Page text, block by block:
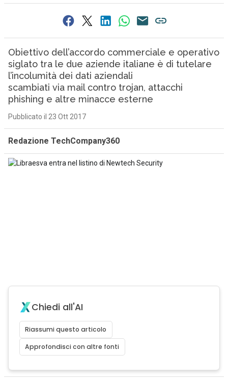
Obiettivo dell’accordo commerciale e operativo
siglato tra le due aziende italiane è di tutelare
l’incolumità dei dati aziendali
scambiati via mail contro trojan, attacchi
phishing e altre minacce esterne
Pubblicato il 23 Ott 2017
Redazione TechCompany360
Chiedi all'AI
Riassumi questo articolo
Approfondisci con altre fonti